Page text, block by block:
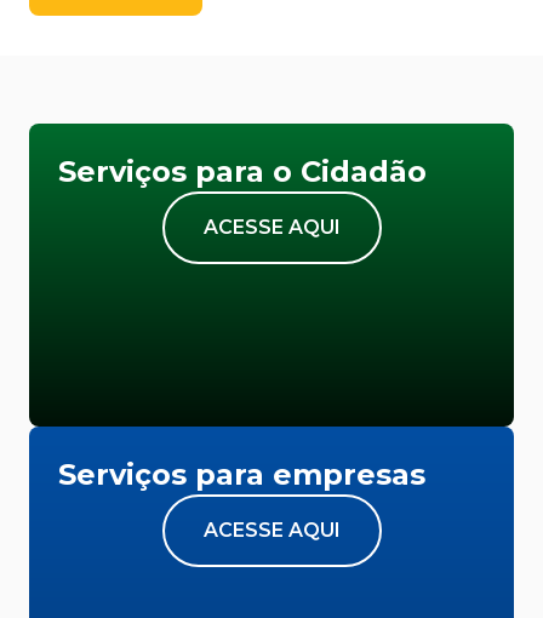
Serviços para o Cidadão
ACESSE AQUI
Serviços para empresas
ACESSE AQUI